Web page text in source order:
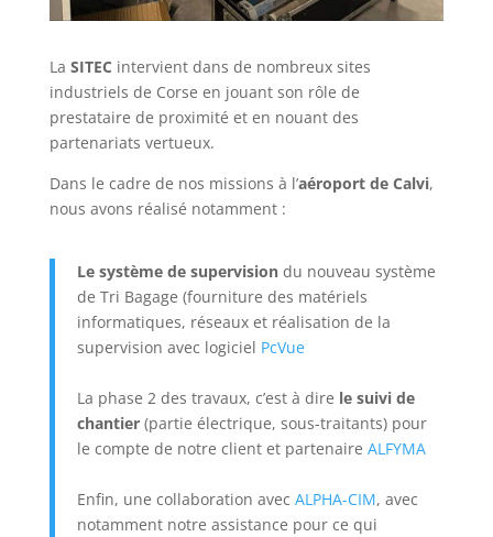
La SITEC intervient dans de nombreux sites
industriels de Corse en jouant son rôle de
prestataire de proximité et en nouant des
partenariats vertueux.
Dans le cadre de nos missions à l’aéroport de Calvi,
nous avons réalisé notamment :
Le système de supervisiondu nouveau système
de Tri Bagage (fourniture des matériels
informatiques, réseaux et réalisation de la
supervision avec logiciel PcVue
La phase 2 des travaux, c’est à dire le suivi de
chantier(partie électrique, sous-traitants) pour
le compte de notre client et partenaire ALFYMA
Enfin, une collaboration avec ALPHA-CIM, avec
notamment notre assistance pour ce qui